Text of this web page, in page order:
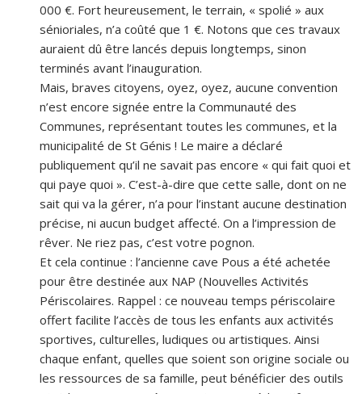
000 €. Fort heureusement, le terrain, « spolié » aux
sénioriales, n’a coûté que 1 €. Notons que ces travaux
auraient dû être lancés depuis longtemps, sinon
terminés avant l’inauguration.
Mais, braves citoyens, oyez, oyez, aucune convention
n’est encore signée entre la Communauté des
Communes, représentant toutes les communes, et la
municipalité de St Génis ! Le maire a déclaré
publiquement qu’il ne savait pas encore « qui fait quoi et
qui paye quoi ». C’est-à-dire que cette salle, dont on ne
sait qui va la gérer, n’a pour l’instant aucune destination
précise, ni aucun budget affecté. On a l’impression de
rêver. Ne riez pas, c’est votre pognon.
Et cela continue : l’ancienne cave Pous a été achetée
pour être destinée aux NAP (Nouvelles Activités
Périscolaires. Rappel : ce nouveau temps périscolaire
offert facilite l’accès de tous les enfants aux activités
sportives, culturelles, ludiques ou artistiques. Ainsi
chaque enfant, quelles que soient son origine sociale ou
les ressources de sa famille, peut bénéficier des outils